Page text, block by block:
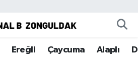
Ereğli Çaycuma Alaplı
Eczaneler